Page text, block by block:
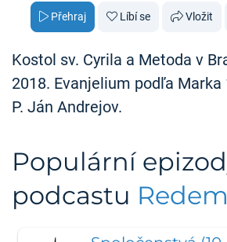
Přehraj Líbí se Vložit
Kostol sv. Cyrila a Metoda v
2018. Evanjelium podľa Marka
P. Ján Andrejov.
Populární
podcastu